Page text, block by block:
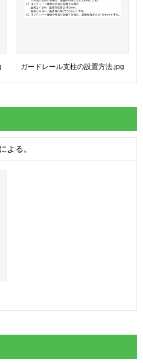
ガードレール支柱の設置方法.jpg
よる。